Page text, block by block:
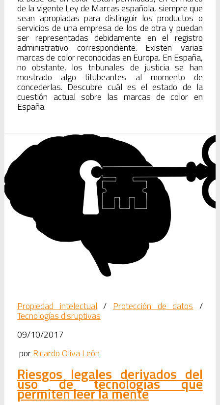
de la vigente Ley de Marcas española, siempre que
sean apropiadas para distinguir los productos o
servicios de una empresa de los de otra y puedan
ser representadas debidamente en el registro
administrativo correspondiente. Existen varias
marcas de color reconocidas en Europa. En España,
no obstante, los tribunales de justicia se han
mostrado algo titubeantes al momento de
concederlas. Descubre cuál es el estado de la
cuestión actual sobre las marcas de color en
España.
Propiedad intelectual / Protección de datos /
Tecnologías disruptivas
09/10/2017
porRicardo Oliva León
Riesgos legales derivados del
uso de tecnologías que
permiten leer la mente